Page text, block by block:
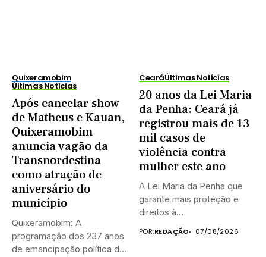
Quixeramobim
Últimas Notícias
Após cancelar show
de Matheus e Kauan,
Quixeramobim
anuncia vagão da
Transnordestina
como atração de
aniversário do
município
Quixeramobim: A
programação dos 237 anos
de emancipação política de
CearáÚltimas Notícias
20 anos da Lei Maria
da Penha: Ceará já
registrou mais de 13
mil casos de
violência contra
mulher este ano
A Lei Maria da Penha que
garante mais proteção e
direitos à...
POR:REDAÇÃO 07/08/2026